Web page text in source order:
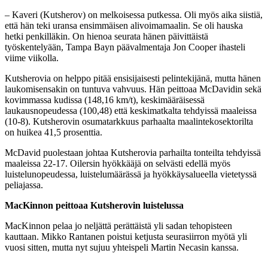
– Kaveri (Kutsherov) on melkoisessa putkessa. Oli myös aika siistiä,
että hän teki uransa ensimmäisen alivoimamaalin. Se oli hauska
hetki penkilläkin. On hienoa seurata hänen päivittäistä
työskentelyään, Tampa Bayn päävalmentaja Jon Cooper ihasteli
viime viikolla.
Kutsherovia on helppo pitää ensisijaisesti pelintekijänä, mutta hänen
laukomisensakin on tuntuva vahvuus. Hän peittoaa McDavidin sekä
kovimmassa kudissa (148,16 km/t), keskimääräisessä
laukausnopeudessa (100,48) että keskimatkalta tehdyissä maaleissa
(10-8). Kutsherovin osumatarkkuus parhaalta maalintekosektorilta
on huikea 41,5 prosenttia.
McDavid puolestaan johtaa Kutsherovia parhailta tonteilta tehdyissä
maaleissa 22-17. Oilersin hyökkääjä on selvästi edellä myös
luistelunopeudessa, luistelumäärässä ja hyökkäysalueella vietetyssä
peliajassa.
MacKinnon peittoaa Kutsherovin luistelussa
MacKinnon pelaa jo neljättä perättäistä yli sadan tehopisteen
kauttaan. Mikko Rantanen poistui ketjusta seurasiirron myötä yli
vuosi sitten, mutta nyt sujuu yhteispeli Martin Necasin kanssa.